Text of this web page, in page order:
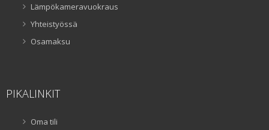
Lämpökameravuokraus
Yhteistyössä
Osamaksu
PIKALINKIT
Oma tili